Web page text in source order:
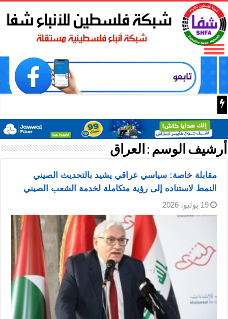
أرشيف الوسم : العراق
مقابلة خاصة: سياسي عراقي يشيد بالتحديث الصيني
النمط لاستناده إلى رؤية متكاملة لخدمة الشعب الصيني
19 يوليو، 2026